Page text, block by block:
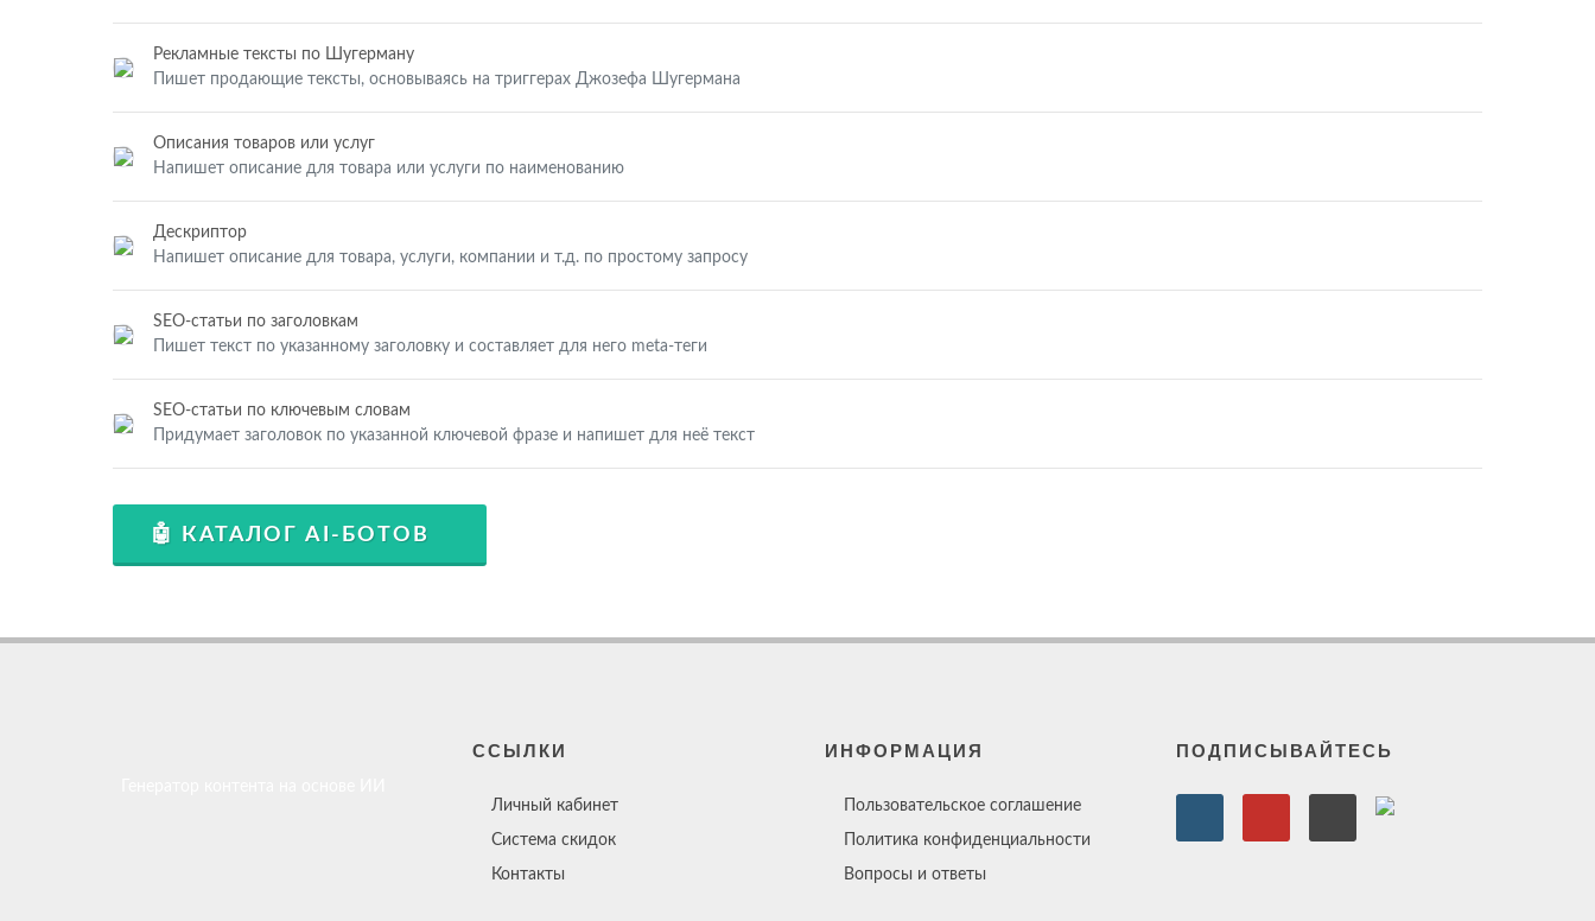
Рекламные тексты по Шугерману
Пишет продающие тексты, основываясь на триггерах Джозефа Шугермана
Описания товаров или услуг
Напишет описание для товара или услуги по наименованию
Дескриптор
Напишет описание для товара, услуги, компании и т.д. по простому запросу
SEO-статьи по заголовкам
Пишет текст по указанному заголовку и составляет для него meta-теги
SEO-статьи по ключевым словам
Придумает заголовок по указанной ключевой фразе и напишет для неё текст
🤖 КАТАЛОГ AI-БОТОВ
ССЫЛКИ
Личный кабинет
Система скидок
Контакты
ИНФОРМАЦИЯ
Пользовательское соглашение
Политика конфиденциальности
Вопросы и ответы
ПОДПИСЫВАЙТЕСЬ